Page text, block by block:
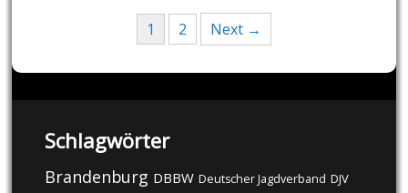
navigation
1 2 Next →
Schlagwörter
Brandenburg DBBW Deutscher Jagdverband DJV